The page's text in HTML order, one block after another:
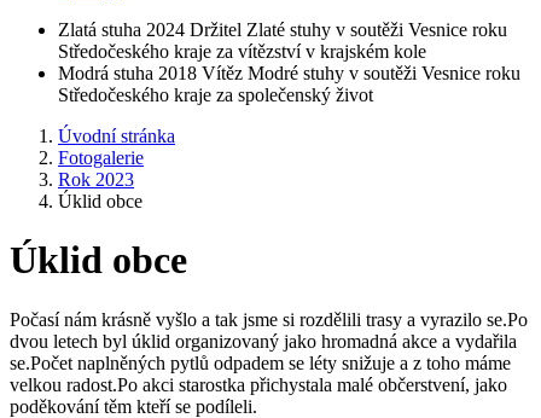
Zlatá stuha 2024 Držitel Zlaté stuhy v soutěži Vesnice roku
Středočeského kraje za vítězství v krajském kole
Modrá stuha 2018 Vítěz Modré stuhy v soutěži Vesnice roku
Středočeského kraje za společenský život
Úvodní stránka
Fotogalerie
Rok 2023
Úklid obce
Úklid obce
Počasí nám krásně vyšlo a tak jsme si rozdělili trasy a vyrazilo se.Po
dvou letech byl úklid organizovaný jako hromadná akce a vydařila
se.Počet naplněných pytlů odpadem se léty snižuje a z toho máme
velkou radost.Po akci starostka přichystala malé občerstvení, jako
poděkování těm kteří se podíleli.